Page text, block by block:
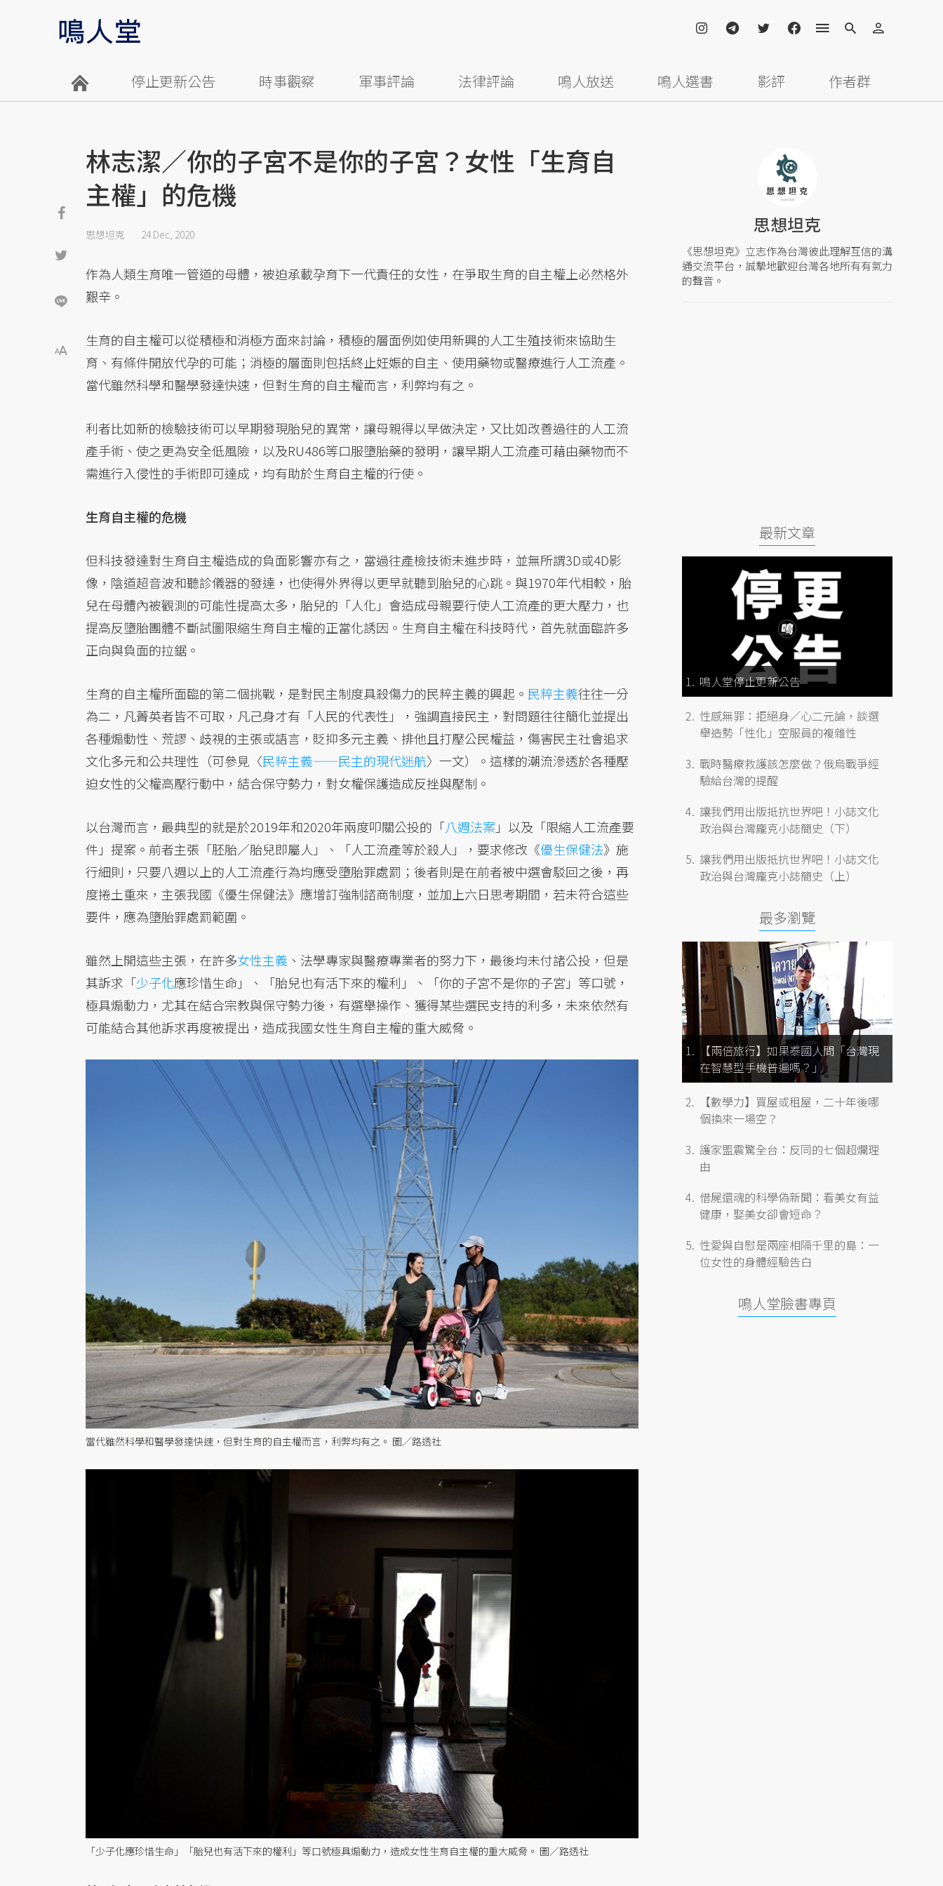
停止更新公告 時事觀察 軍事評論 法律評論 鳴人放送 鳴人選書 影評 作者群
林志潔／你的子宮不是你的子宮？女性「生育自
主權」的危機
思想坦克 24 Dec, 2020
作為人類生育唯一管道的母體，被迫承載孕育下一代責任的女性，在爭取生育的自主權上必然格外
艱辛。
生育的自主權可以從積極和消極方面來討論，積極的層面例如使用新興的人工生殖技術來協助生
育、有條件開放代孕的可能；消極的層面則包括終止妊娠的自主、使用藥物或醫療進行人工流產。
當代雖然科學和醫學發達快速，但對生育的自主權而言，利弊均有之。
利者比如新的檢驗技術可以早期發現胎兒的異常，讓母親得以早做決定，又比如改善過往的人工流
產手術、使之更為安全低風險，以及RU486等口服墮胎藥的發明，讓早期人工流產可藉由藥物而不
需進行入侵性的手術即可達成，均有助於生育自主權的行使。
生育自主權的危機
但科技發達對生育自主權造成的負面影響亦有之，當過往產檢技術未進步時，並無所謂3D或4D影
像，陰道超音波和聽診儀器的發達，也使得外界得以更早就聽到胎兒的心跳。與1970年代相較，胎
兒在母體內被觀測的可能性提高太多，胎兒的「人化」會造成母親要行使人工流產的更大壓力，也
提高反墮胎團體不斷試圖限縮生育自主權的正當化誘因。生育自主權在科技時代，首先就面臨許多
正向與負面的拉鋸。
生育的自主權所面臨的第二個挑戰，是對民主制度具殺傷力的民粹主義的興起。 民粹主義往往一分
為二，凡菁英者皆不可取，凡己身才有「人民的代表性」，強調直接民主，對問題往往簡化並提出
各種煽動性、荒謬、歧視的主張或語言，貶抑多元主義、排他且打壓公民權益，傷害民主社會追求
文化多元和公共理性（可參見〈民粹主義——民主的現代迷航〉一文）。這樣的潮流滲透於各種壓
迫女性的父權高壓行動中，結合保守勢力，對女權保護造成反挫與壓制。
以台灣而言，最典型的就是於2019年和2020年兩度叩關公投的「八週法案 」以及「限縮人工流產要
件」提案。前者主張「胚胎／胎兒即屬人」、「人工流產等於殺人」，要求修改《優生保健法》施
行細則，只要八週以上的人工流產行為均應受墮胎罪處罰；後者則是在前者被中選會駁回之後，再
度捲土重來，主張我國《優生保健法》應增訂強制諮商制度，並加上六日思考期間，若未符合這些
要件，應為墮胎罪處罰範圍。
雖然上開這些主張，在許多女性主義 、法學專家與醫療專業者的努力下，最後均未付諸公投，但是
其訴求「少子化應珍惜生命」、「胎兒也有活下來的權利」、「你的子宮不是你的子宮」等口號，
極具煽動力，尤其在結合宗教與保守勢力後，有選舉操作、獲得某些選民支持的利多，未來依然有
可能結合其他訴求再度被提出，造成我國女性生育自主權的重大威脅。
當代雖然科學和醫學發達快速，但對生育的自主權而言，利弊均有之。 圖／路透社
「少子化應珍惜生命」「胎兒也有活下來的權利」等口號極具煽動力，造成女性生育自主權的重大威脅。 圖／路透社
思想坦克
《思想坦克》立志作為台灣彼此理解互信的溝
通交流平台，誠摯地歡迎台灣各地所有有氣力
的聲音。
最新文章
鳴人堂停止更新公告
性感無罪：拒絕身／心二元論，談選
舉造勢「性化」空服員的複雜性
戰時醫療救護該怎麼做？俄烏戰爭經
驗給台灣的提醒
讓我們用出版抵抗世界吧！小誌文化
政治與台灣龐克小誌簡史（下）
讓我們用出版抵抗世界吧！小誌文化
政治與台灣龐克小誌簡史（上）
最多瀏覽
【兩倍旅行】如果泰國人問「台灣現
在智慧型手機普遍嗎？」
【數學力】買屋或租屋，二十年後哪
個換來一場空？
護家盟震驚全台：反同的七個超爛理
由
借屍還魂的科學偽新聞：看美女有益
健康，娶美女卻會短命？
性愛與自慰是兩座相隔千里的島：一
位女性的身體經驗告白
鳴人堂臉書專頁